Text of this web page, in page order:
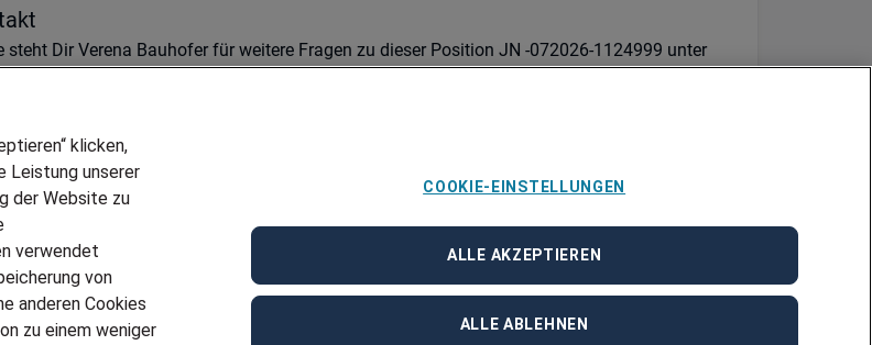
steht Dir Verena Bauhofer für weitere Fragen zu dieser Position JN -072026-1124999 unter
Job bewerben
klicken,
Leistung unserer
der Website zu
verwendet
von
anderen Cookies
zu einem weniger
COOKIE-EINSTELLUNGEN
ALLE ABLEHNEN
ALLE AKZEPTIEREN